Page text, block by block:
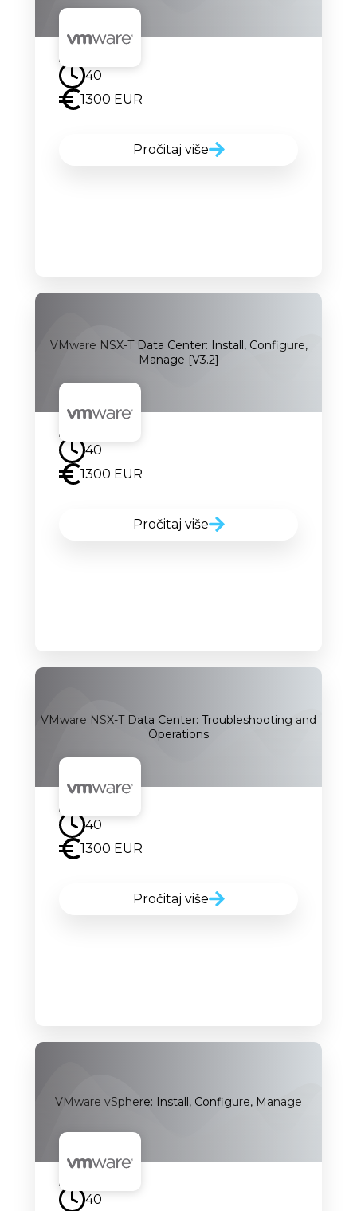
Uskoro
40
1300 EUR
Pročitaj više
VMware NSX-T Data Center: Install, Configure,
Manage [V3.2]
Uskoro
40
1300 EUR
Pročitaj više
VMware NSX-T Data Center: Troubleshooting and
Operations
Uskoro
40
1300 EUR
Pročitaj više
VMware vSphere: Install, Configure, Manage
Uskoro
40